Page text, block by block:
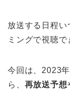
放送する日程い
ミングで視聴
今回は、2023
ら、 再放送予想